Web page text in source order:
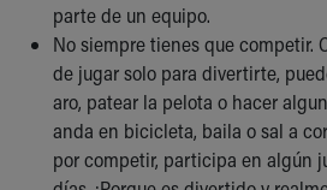
parte de un equipo.
No siempre tienes que competir.
de jugar solo para divertirte,
aro, patear la pelota o hacer
anda en bicicleta, baila o sal a
por competir, participa en algún